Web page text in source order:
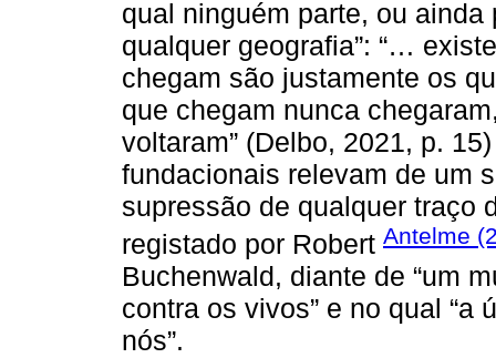
qual ninguém parte, ou ainda
qualquer geografia”: “…
chegam são justamente os
que chegam nunca
voltaram” (Delbo, 2021, p.
fundacionais relevam de um
supressão de qualquer traço
registado por Robert Antelme
Buchenwald, diante de “um
contra os vivos” e no qual
nós”.